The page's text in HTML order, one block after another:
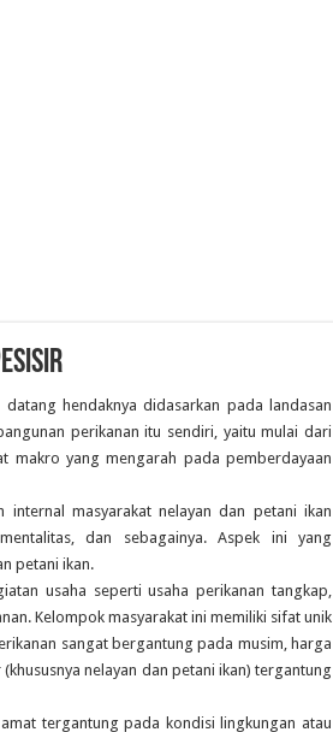
hendaknya didasarkan pada landasan
perikanan itu sendiri, yaitu mulai dari
makro yang mengarah pada pemberdayaan
internal masyarakat nelayan dan petani ikan
dan sebagainya. Aspek ini yang
petani ikan.
usaha seperti usaha perikanan tangkap,
Kelompok masyarakat ini memiliki sifat unik
sangat bergantung pada musim, harga
nelayan dan petani ikan) tergantung
tergantung pada kondisi lingkungan atau